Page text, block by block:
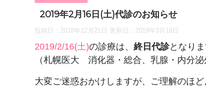
2019年2月16日(土)代診のお知らせ
投稿日：2018年12月21日 更新日： 2019年3月18日
2019/2/16(土)の診療は、 終日代診となりま
（札幌医大 消化器・総合、乳腺・内分
大変ご迷惑おかけしますが、ご理解のほど